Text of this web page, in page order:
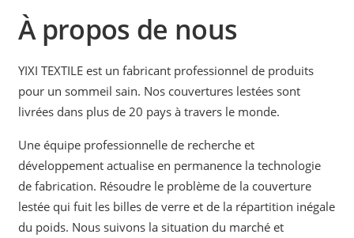
À propos de nous
YIXI TEXTILE est un fabricant professionnel de produits
pour un sommeil sain. Nos couvertures lestées sont
livrées dans plus de 20 pays à travers le monde.
Une équipe professionnelle de recherche et
développement actualise en permanence la technologie
de fabrication. Résoudre le problème de la couverture
lestée qui fuit les billes de verre et de la répartition inégale
du poids. Nous suivons la situation du marché et